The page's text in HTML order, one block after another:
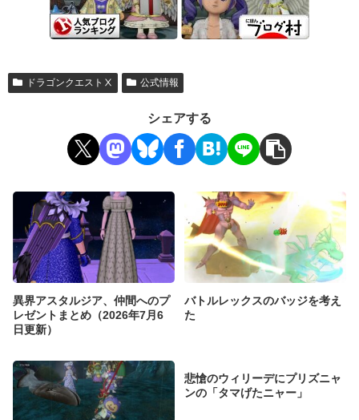
ドラゴンクエストⅩ 公式情報
シェアする
異界アスタルジア、仲間へのプ
レゼントまとめ（2026年7月6
日更新）
バトルレックスのバッジを考え
た
悲愴のウィリーデにプリズニャ
ンの「タマげたニャー」